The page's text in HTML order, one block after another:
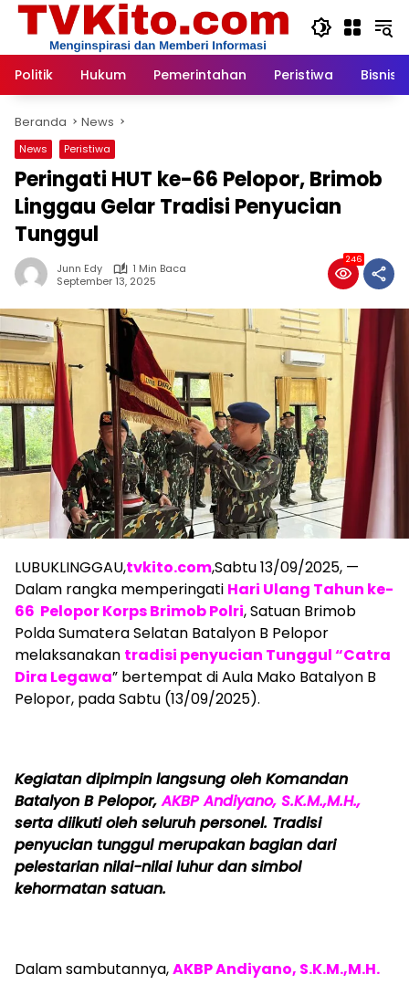
Langsung
Politik
Hukum Pemerintahan Peristiwa Bisnis
Beranda News
News Peristiwa
Peringati HUT ke-66 Pelopor, Brimob
Linggau Gelar Tradisi Penyucian
Tunggul
Junn Edy
1 Min Baca
September 13, 2025
246
LUBUKLINGGAU,tvkito.com,Sabtu 13/09/2025, —
Dalam rangka memperingati Hari Ulang Tahun ke-
66 Pelopor Korps Brimob Polri, Satuan Brimob
Polda Sumatera Selatan Batalyon B Pelopor
melaksanakan tradisi penyucian Tunggul “Catra
Dira Legawa” bertempat di Aula Mako Batalyon B
Pelopor, pada Sabtu (13/09/2025).
Kegiatan dipimpin langsung oleh Komandan
Batalyon B Pelopor,AKBP Andiyano, S.K.M.,M.H.,
serta diikuti oleh seluruh personel. Tradisi
penyucian tunggul merupakan bagian dari
pelestarian nilai-nilai luhur dan simbol
kehormatan satuan.
Dalam sambutannya,AKBP Andiyano, S.K.M.,M.H.